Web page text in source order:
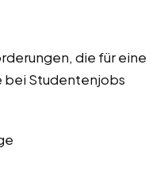
die für eine
bei Studentenjobs